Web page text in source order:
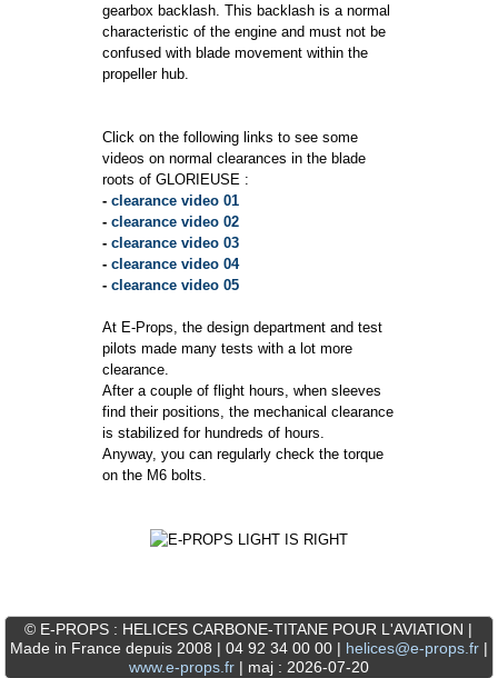
gearbox backlash. This backlash is a normal
characteristic of the engine and must not be
confused with blade movement within the
propeller hub.
Click on the following links to see some
videos on normal clearances in the blade
roots of GLORIEUSE :
-clearance video 01
-clearance video 02
-clearance video 03
-clearance video 04
-clearance video 05
At E-Props, the design department and test
pilots made many tests with a lot more
clearance.
After a couple of flight hours, when sleeves
find their positions, the mechanical clearance
is stabilized for hundreds of hours.
Anyway, you can regularly check the torque
on the M6 bolts.
© E-PROPS : HELICES CARBONE-TITANE POUR L'AVIATION |
Made in France depuis 2008 | 04 92 34 00 00 | helices@e-props.fr|
www.e-props.fr| maj : 2026-07-20